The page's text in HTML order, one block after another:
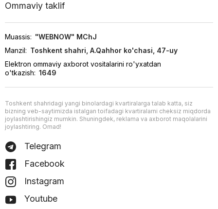
Ommaviy taklif
Muassis: "WEBNOW" MChJ
Manzil: Toshkent shahri, A.Qahhor ko'chasi, 47-uy
Elektron ommaviy axborot vositalarini ro'yxatdan
o'tkazish: 1649
Toshkent shahridagi yangi binolardagi kvartiralarga talab katta, siz
bizning veb-saytimizda istalgan toifadagi kvartiralarni cheksiz miqdorda
joylashtirishingiz mumkin. Shuningdek, reklama va axborot maqolalarini
joylashtiring. Omad!
Telegram
Facebook
Instagram
Youtube